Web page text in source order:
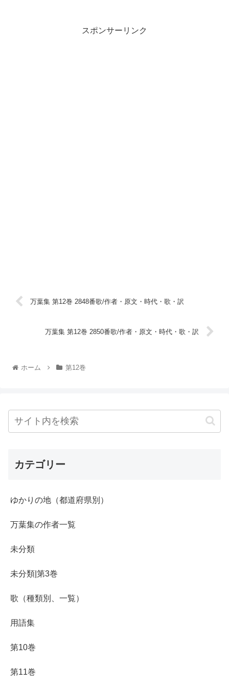
スポンサーリンク
万葉集 第12巻 2848番歌/作者・原文・時代・歌・訳
万葉集 第12巻 2850番歌/作者・原文・時代・歌・訳
ホーム 第12巻
カテゴリー
ゆかりの地（都道府県別）
万葉集の作者一覧
未分類
未分類|第3巻
歌（種類別、一覧）
用語集
第10巻
第11巻